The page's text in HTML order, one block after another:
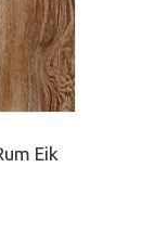
Eik